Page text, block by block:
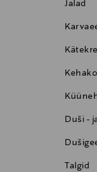
Jalad
Duši -
Talgid